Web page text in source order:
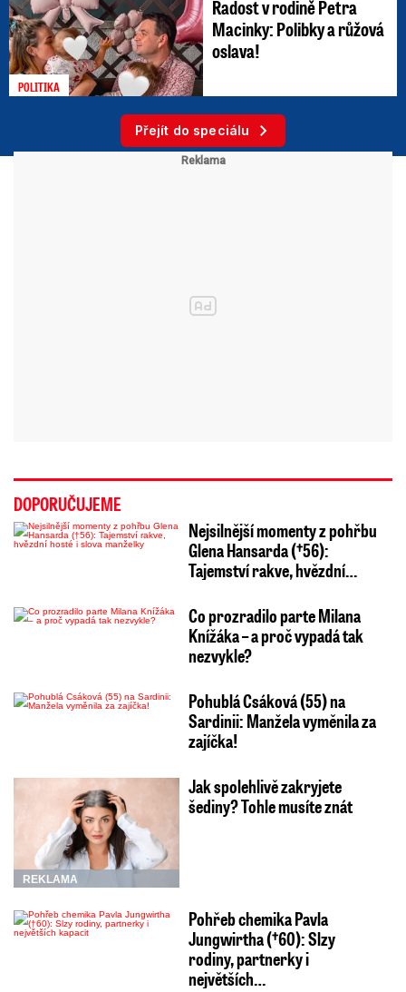
POLITIKA
Radost v rodině Petra
Macinky: Polibky a růžová
oslava!
Přejít do speciálu
DOPORUČUJEME
Nejsilnější momenty z pohřbu
Glena Hansarda (†56):
Tajemství rakve, hvězdní…
Co prozradilo parte Milana
Knížáka – a proč vypadá tak
nezvykle?
Pohublá Csáková (55) na
Sardinii: Manžela vyměnila za
zajíčka!
REKLAMA
Jak spolehlivě zakryjete
šediny? Tohle musíte znát
Pohřeb chemika Pavla
Jungwirtha (†60): Slzy
rodiny, partnerky i
největších…